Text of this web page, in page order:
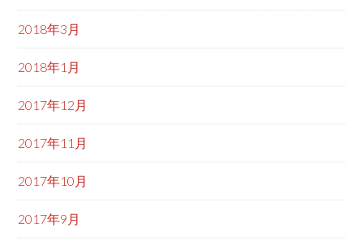
2018年3月
2018年1月
2017年12月
2017年11月
2017年10月
2017年9月